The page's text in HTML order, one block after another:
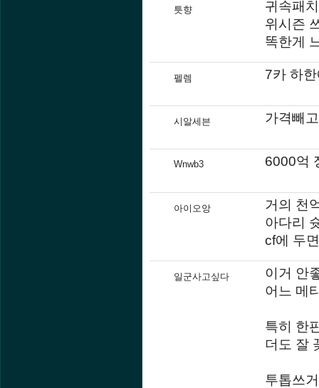
틋향
귀속패
위시즌
똑한게
펠렘 7카 하
시알세븐 가격빼
Wnwb3 6000억
아이오앙
거의 천
아다리
cf에 두
일군사고싶다
이거 안
어느 메
특히 한
더도 잘
투톱쓰